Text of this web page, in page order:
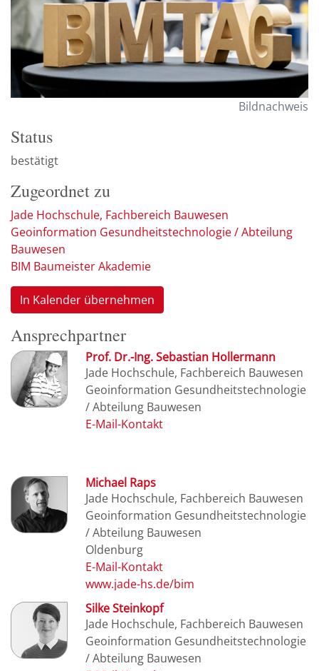
Bildnachweis
Status
bestätigt
Zugeordnet zu
Jade Hochschule, Fachbereich Bauwesen
Geoinformation Gesundheitstechnologie / Abteilung
Bauwesen
BIM Baumeister Akademie
In Kalender übernehmen
Ansprechpartner
Prof. Dr.-Ing. Sebastian Hollermann
Jade Hochschule, Fachbereich Bauwesen
Geoinformation Gesundheitstechnologie
/ Abteilung Bauwesen
Michael Raps
Jade Hochschule, Fachbereich Bauwesen
Geoinformation Gesundheitstechnologie
/ Abteilung Bauwesen
Oldenburg
www.jade-hs.de/bim
Silke Steinkopf
Jade Hochschule, Fachbereich Bauwesen
Geoinformation Gesundheitstechnologie
/ Abteilung Bauwesen